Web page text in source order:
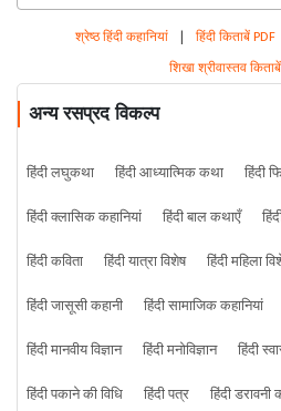
श्रेष्ठ हिंदी कहानियां | हिंदी किताबें PDF
शिखा श्रीवास्तव
अन्य रसप्रद विकल्प
हिंदी लघुकथा हिंदी आध्यात्मिक कथा हिंदी
हिंदी क्लासिक कहानियां
हिंदी बाल कथाएँ
हिंदी कविता
हिंदी यात्रा विशेष हिंदी महिला
हिंदी जासूसी कहानी
हिंदी सामाजिक कहानियां
हिंदी मानवीय विज्ञान
हिंदी मनोविज्ञान हिंदी
हिंदी पकाने की विधि
हिंदी पत्र हिंदी डरावनी